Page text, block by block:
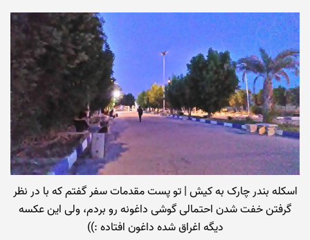
اسکله بندر چارک به کیش | تو پست مقدمات سفر گفتم که با در نظر
گرفتن خفت شدن احتمالی گوشی داغونه رو بردم، ولی این عکسه
دیگه اغراق شده داغون افتاده :))